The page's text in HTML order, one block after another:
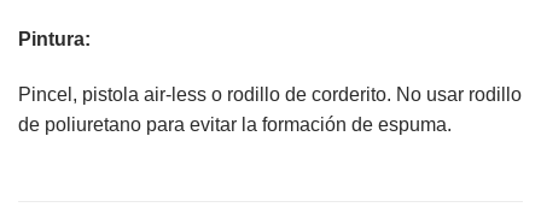
Pintura:
Pincel, pistola air-less o rodillo de corderito. No usar rodillo
de poliuretano para evitar la formación de espuma.